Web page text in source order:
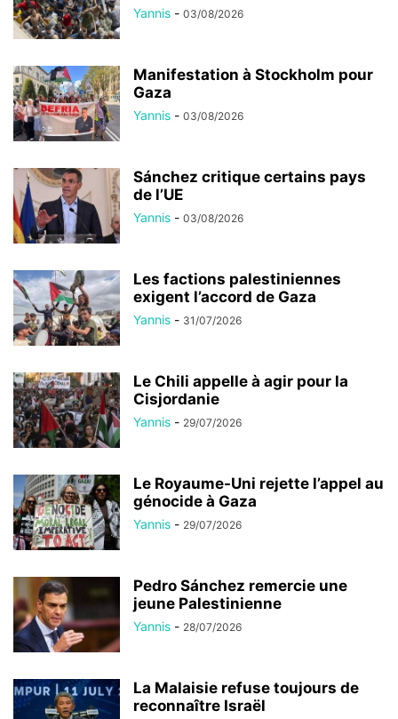
Yannis - 03/08/2026
Manifestation à Stockholm pour
Gaza
Yannis - 03/08/2026
Sánchez critique certains pays
de l’UE
Yannis - 03/08/2026
Les factions palestiniennes
exigent l’accord de Gaza
Yannis - 31/07/2026
Le Chili appelle à agir pour la
Cisjordanie
Yannis - 29/07/2026
Le Royaume-Uni rejette l’appel au
génocide à Gaza
Yannis - 29/07/2026
Pedro Sánchez remercie une
jeune Palestinienne
Yannis - 28/07/2026
La Malaisie refuse toujours de
reconnaître Israël